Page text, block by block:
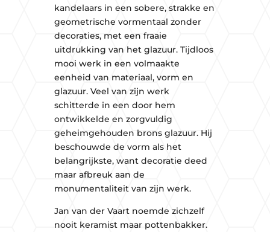
kandelaars in een sobere, strakke en
geometrische vormentaal zonder
decoraties, met een fraaie
uitdrukking van het glazuur. Tijdloos
mooi werk in een volmaakte
eenheid van materiaal, vorm en
glazuur. Veel van zijn werk
schitterde in een door hem
ontwikkelde en zorgvuldig
geheimgehouden brons glazuur. Hij
beschouwde de vorm als het
belangrijkste, want decoratie deed
maar afbreuk aan de
monumentaliteit van zijn werk.
Jan van der Vaart noemde zichzelf
nooit keramist maar pottenbakker.